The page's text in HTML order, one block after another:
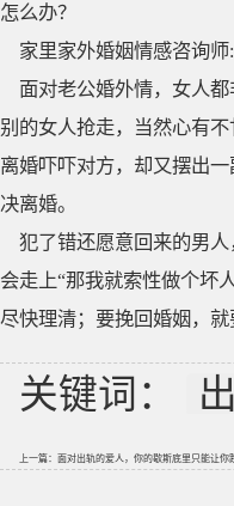
怎么办？
家里家外婚姻情感咨询师:
面对老公婚外情，女人
别的女人抢走，当然心有
离婚吓吓对方，却又摆出
决离婚。
犯了错还愿意回来的男
会走上“那我就索性做个坏
尽快理清；要挽回婚姻，
关键词：
上一篇： 面对出轨的爱人，你的歇斯底里只能让你